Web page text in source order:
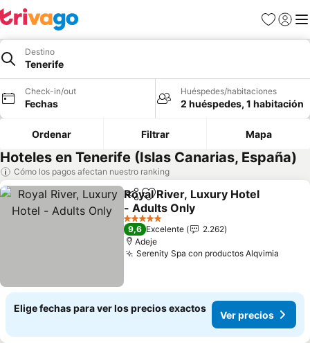
Favoritos
Iniciar
Destino
Tenerife
Check-in/out
Fechas
Huéspedes/habitaciones
2 huéspedes, 1 habitación
Ordenar Filtrar Mapa
Hoteles en Tenerife (Islas Canarias, España)
Cómo los pagos afectan nuestro ranking
CompartirAgregar a favoritos
Royal River, Luxury Hotel
- Adults Only
5 Estrellas
9,6 Excelente
2.262
Adeje
Serenity Spa con productos Alqvimia
Elige fechas para ver los precios exactos
Ver precios